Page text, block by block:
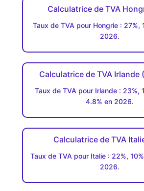
Calculatrice de TVA
Taux de TVA pour Hongrie : 27%,
2026.
Calculatrice de TVA Irlande
Taux de TVA pour Irlande : 23%,
4.8% en 2026.
Calculatrice de TVA
Taux de TVA pour Italie : 22%,
2026.